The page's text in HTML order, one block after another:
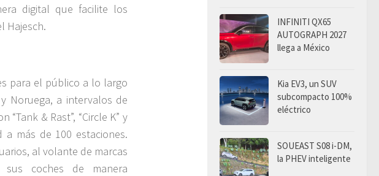
digital que facilite los
Hajesch.
para el público a lo largo
Noruega, a intervalos de
& Rast”, “Circle K” y
a más de 100 estaciones.
al volante de marcas
sus coches de manera
INFINITI QX65
AUTOGRAPH 2027
llega a México
Kia EV3, un SUV
subcompacto 100%
eléctrico
SOUEAST S08 i-DM,
la PHEV inteligente